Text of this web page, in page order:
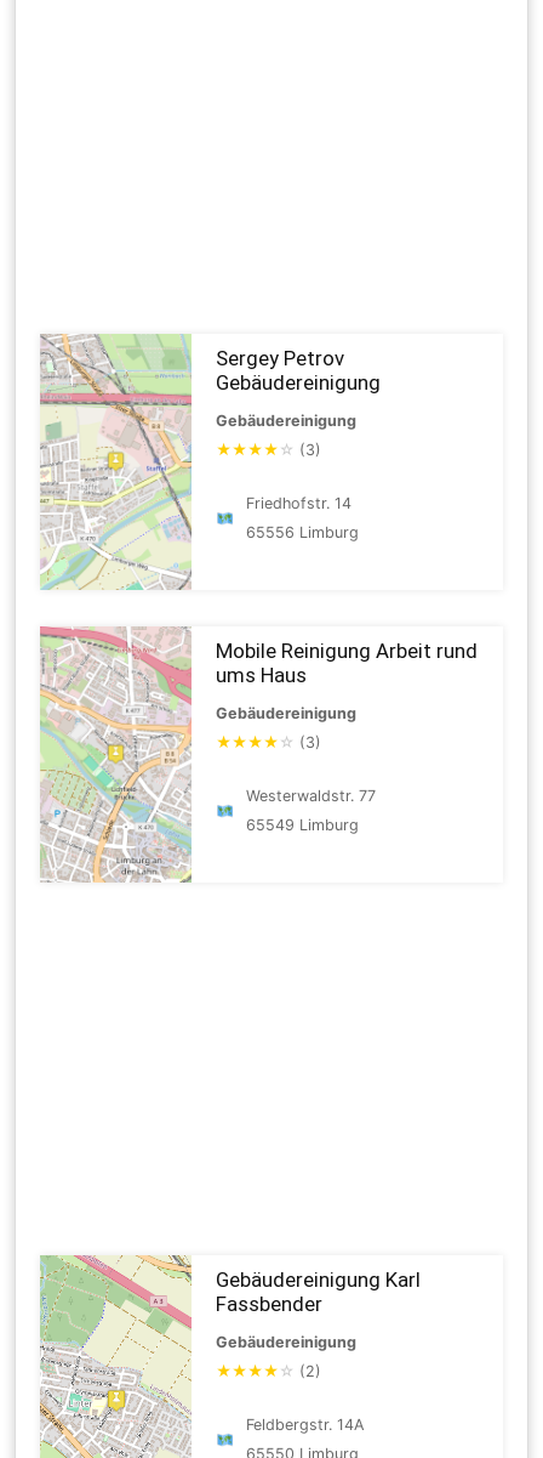
Sergey Petrov
Gebäudereinigung
Gebäudereinigung
★★★★ ☆ (3)
Friedhofstr. 14
65556 Limburg
Mobile Reinigung Arbeit rund
ums Haus
Gebäudereinigung
★★★★ ☆ (3)
Westerwaldstr. 77
65549 Limburg
Gebäudereinigung Karl
Fassbender
Gebäudereinigung
★★★★ ☆ (2)
Feldbergstr. 14A
65550 Limburg